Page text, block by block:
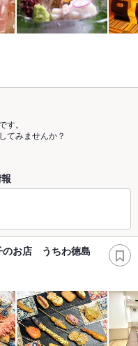
す。
てみませんか？
のお店 うちわ徳島